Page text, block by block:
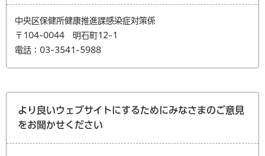
中央区保健所健康推進課感染症対策係
〒104-0044 明石町12-1
電話：03-3541-5988
より良いウェブサイトにするためにみなさまのご意見
をお聞かせください